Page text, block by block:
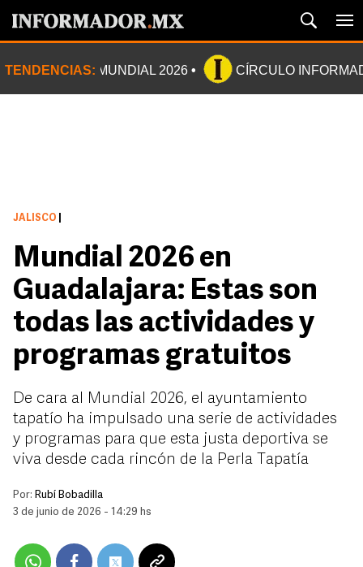
TENDENCIAS: MUNDIAL 2026 CÍRCULO
JALISCO
Mundial 2026 en
Guadalajara: Estas son
todas las actividades y
programas gratuitos
De cara al Mundial 2026, el ayuntamiento
tapatío ha impulsado una serie de actividades
y programas para que esta justa deportiva se
viva desde cada rincón de la Perla Tapatía
Por: Rubí Bobadilla
3 de junio de 2026 - 14:29 hs